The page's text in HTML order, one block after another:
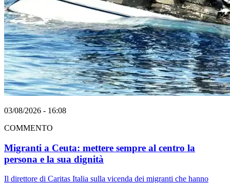
03/08/2026 - 16:08
COMMENTO
Migranti a Ceuta: mettere sempre al centro la
persona e la sua dignità
Il direttore di Caritas Italia sulla vicenda dei migranti che hanno